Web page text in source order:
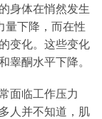
身体在悄然发生
下降，而在性
变化。这些变化
睾酮水平下降。
面临工作压力
人并不知道，肌